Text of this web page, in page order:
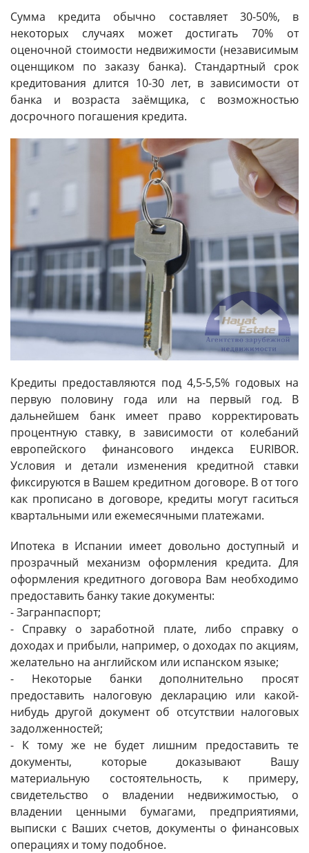
Сумма кредита обычно составляет 30-50%, в
некоторых случаях может достигать 70% от
оценочной стоимости недвижимости (независимым
оценщиком по заказу банка). Стандартный срок
кредитования длится 10-30 лет, в зависимости от
банка и возраста заёмщика, с возможностью
досрочного погашения кредита.
Кредиты предоставляются под 4,5-5,5% годовых на
первую половину года или на первый год. В
дальнейшем банк имеет право корректировать
процентную ставку, в зависимости от колебаний
европейского финансового индекса EURIBOR.
Условия и детали изменения кредитной ставки
фиксируются в Вашем кредитном договоре. В от того
как прописано в договоре, кредиты могут гаситься
квартальными или ежемесячными платежами.
Ипотека в Испании имеет довольно доступный и
прозрачный механизм оформления кредита. Для
оформления кредитного договора Вам необходимо
предоставить банку такие документы:
- Загранпаспорт;
- Справку о заработной плате, либо справку о
доходах и прибыли, например, о доходах по акциям,
желательно на английском или испанском языке;
- Некоторые банки дополнительно просят
предоставить налоговую декларацию или какой-
нибудь другой документ об отсутствии налоговых
задолженностей;
- К тому же не будет лишним предоставить те
документы, которые доказывают Вашу
материальную состоятельность, к примеру,
свидетельство о владении недвижимостью, о
владении ценными бумагами, предприятиями,
выписки с Ваших счетов, документы о финансовых
операциях и тому подобное.